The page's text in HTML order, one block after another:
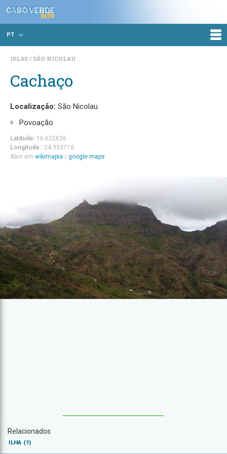
PT
ISLAS SÃO NICOLAU
Cachaço
Localização: São Nicolau
Povoação
Latitude: 16.622626
Longitude: -24.333718
Abrir em wikimapia / google maps
Relacionados
ILHA (1)